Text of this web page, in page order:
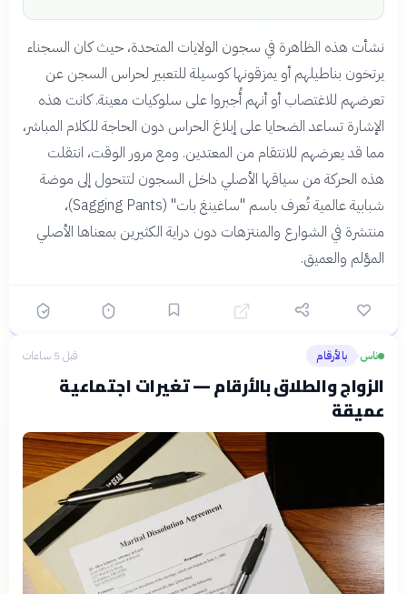
نشأت هذه الظاهرة في سجون الولايات المتحدة، حيث كان السجناء
يرتخون بناطيلهم أو يمزقونها كوسيلة للتعبير لحراس السجن عن
تعرضهم للاغتصاب أو أنهم أُجبروا على سلوكيات معينة. كانت هذه
الإشارة تساعد الضحايا على إبلاغ الحراس دون الحاجة للكلام المباشر،
مما قد يعرضهم للانتقام من المعتدين. ومع مرور الوقت، انتقلت
هذه الحركة من سياقها الأصلي داخل السجون لتتحول إلى موضة
شبابية عالمية تُعرف باسم "ساغينغ بات" (Sagging Pants)،
منتشرة في الشوارع والمنتزهات دون دراية الكثيرين بمعناها الأصلي
المؤلم والعميق.
ناس› بالأرقام قبل 5 ساعات
الزواج والطلاق بالأرقام — تغيرات اجتماعية
عميقة